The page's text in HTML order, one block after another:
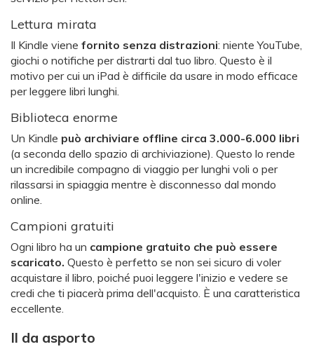
Lettura mirata
Il Kindle viene fornito senza distrazioni: niente YouTube,
giochi o notifiche per distrarti dal tuo libro. Questo è il
motivo per cui un iPad è difficile da usare in modo efficace
per leggere libri lunghi.
Biblioteca enorme
Un Kindle può archiviare offline circa 3.000-6.000 libri
(a seconda dello spazio di archiviazione). Questo lo rende
un incredibile compagno di viaggio per lunghi voli o per
rilassarsi in spiaggia mentre è disconnesso dal mondo
online.
Campioni gratuiti
Ogni libro ha un campione gratuito che può essere
scaricato. Questo è perfetto se non sei sicuro di voler
acquistare il libro, poiché puoi leggere l'inizio e vedere se
credi che ti piacerà prima dell'acquisto. È una caratteristica
eccellente.
Il da asporto